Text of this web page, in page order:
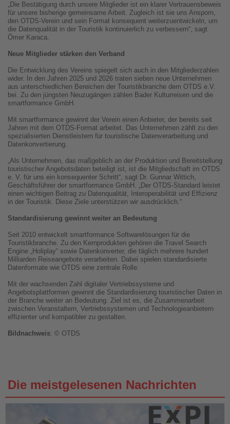
„Die Bestätigung durch unsere Mitglieder ist ein klarer Vertrauensbeweis
für unsere bisherige gemeinsame Arbeit. Zugleich ist sie uns Ansporn,
den OTDS-Verein und sein Format konsequent weiterzuentwickeln, um
die Datenqualität in der Touristik kontinuierlich zu verbessern“, sagt
Ömer Karaca.
Neue Mitglieder stärken den Verband
Die Entwicklung des Vereins spiegelt sich auch in den Mitgliederzahlen
wider. In den Jahren 2025 und 2026 traten sieben neue Unternehmen
aus unterschiedlichen Bereichen der Touristikbranche dem OTDS e.V.
bei. Zu den jüngsten Neuzugängen zählen Bader Kulturreisen und die
smartformance GmbH.
Mit smartformance gewinnt der Verein einen Anbieter, der bereits seit
Jahren mit dem OTDS-Format arbeitet. Das Unternehmen zählt zu den
spezialisierten Dienstleistern für touristische Datenverarbeitung und
Datenkonvertierung.
„Als Unternehmen, das maßgeblich an der Produktion und Bereitstellung
touristischer Angebotsdaten beteiligt ist, ist die Mitgliedschaft im OTDS
e. V. für uns ein konsequenter Schritt“, sagt Dr. Gunnar Wittich,
Geschäftsführer der smartformance GmbH. „Der OTDS-Standard leistet
einen wichtigen Beitrag zu Datenqualität, Interoperabilität und Effizienz
in der Touristik. Diese Ziele unterstützen wir ausdrücklich.“
Standardisierung gewinnt weiter an Bedeutung
Seit 2010 entwickelt smartformance Softwarelösungen für die
Touristikbranche. Zu den Kernprodukten gehören die Travel Search
Engine „Holiplay“ sowie Datenkonverter, die täglich mehrere hundert
Milliarden Reiseangebote verarbeiten. Dabei spielen standardisierte
Datenformate wie OTDS eine zentrale Rolle.
Mit der wachsenden Zahl digitaler Vertriebssysteme und
Angebotsplattformen gewinnt die Standardisierung touristischer Daten in
der Branche weiter an Bedeutung. Ziel ist es, die Zusammenarbeit
zwischen Veranstaltern, Vertriebssystemen und Technologieanbietern
effizienter und kompatibler zu gestalten.
Bildnachweis: © OTDS
Die meistgelesenen Nachrichten